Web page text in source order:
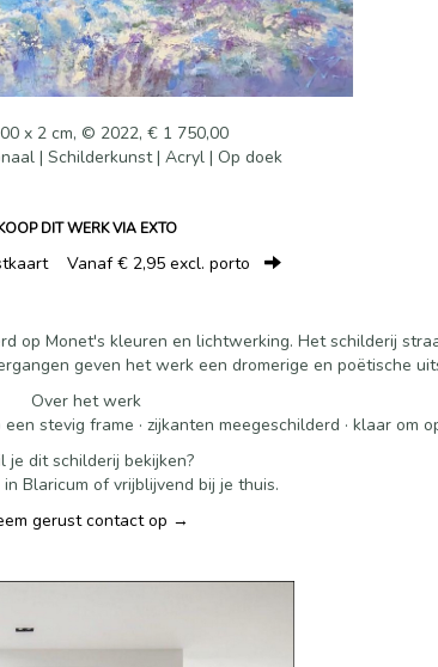
x 2 cm, © 2022, € 1 750,00
| Schilderkunst | Acryl | Op doek
DIT WERK VIA EXTO
Vanaf € 2,95 excl. porto
Monet's kleuren en lichtwerking. Het schilderij
geven het werk een dromerige en poëtische
Over het werk
stevig frame · zijkanten meegeschilderd · klaar om
je dit schilderij bekijken?
Blaricum of vrijblijvend bij je thuis.
gerust contact op →